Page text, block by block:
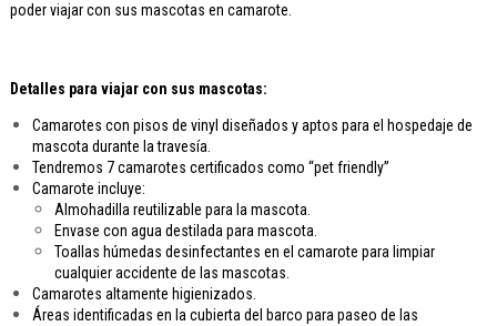
poder viajar con sus mascotas en camarote.
Detalles para viajar con sus mascotas:
Camarotes con pisos de vinyl diseñados y aptos para el hospedaje de
mascota durante la travesía.
Tendremos 7 camarotes certificados como “pet friendly”
Camarote incluye:
Almohadilla reutilizable para la mascota.
Envase con agua destilada para mascota.
Toallas húmedas desinfectantes en el camarote para limpiar
cualquier accidente de las mascotas.
Camarotes altamente higienizados.
Áreas identificadas en la cubierta del barco para paseo de las